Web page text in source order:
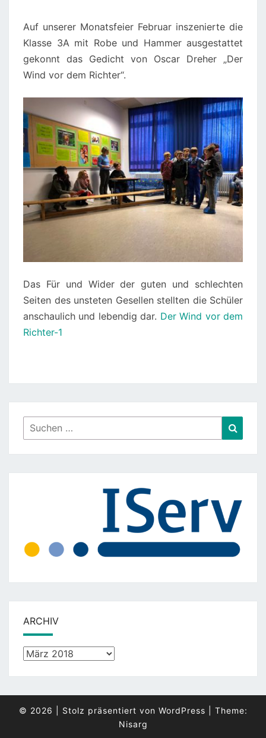
OSCAR
DREHER
Auf unserer Monatsfeier Februar inszenierte die
Klasse 3A mit Robe und Hammer ausgestattet
gekonnt das Gedicht von Oscar Dreher „Der
Wind vor dem Richter“.
Das Für und Wider der guten und schlechten
Seiten des unsteten Gesellen stellten die Schüler
anschaulich und lebendig dar. Der Wind vor dem
Richter-1
Suchen
nach:
ARCHIV
Archiv
© 2026 Stolz präsentiert von WordPress
Theme:
Nisarg